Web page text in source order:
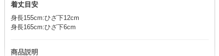
着丈目安
身長155cm:ひざ下12cm
身長165cm:ひざ下6cm
商品説明